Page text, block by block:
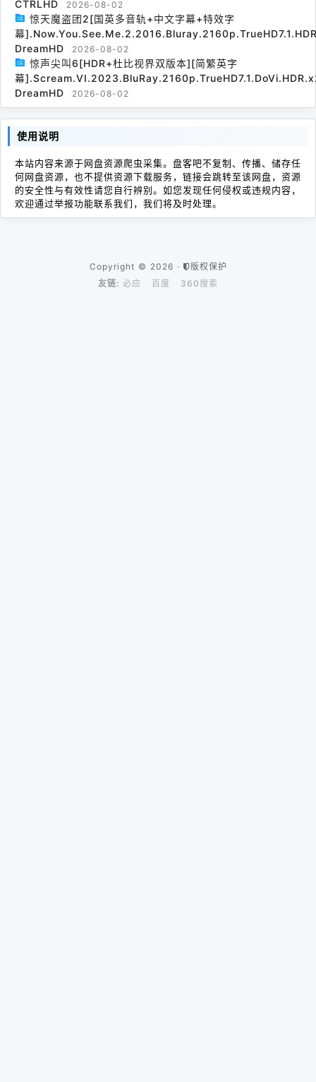
CTRLHD
2026-08-02
惊天魔盗团2[国英多音轨+中文字幕+特效字
幕
DreamHD
2026-08-02
惊声尖叫6[HDR+杜比视界双版本][简繁英字
幕
DreamHD
2026-08-02
使用说明
本站内容来源于网盘资源爬虫采集。盘客吧不复制、传播、储存任
何网盘资源，也不提供资源下载服务，链接会跳转至该网盘，资源
的安全性与有效性请您自行辨别。如您发现任何侵权或违规内容，
欢迎通过举报功能联系我们，我们将及时处理。
Copyright © 2026 ·
版权保护
友链: 必应 百度 360搜索